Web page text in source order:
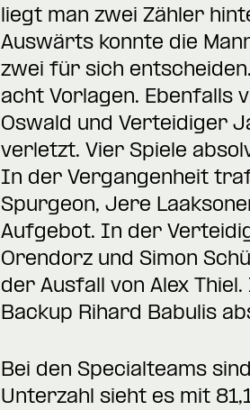
liegt man zwei Zähler
Auswärts konnte die
zwei für sich
acht Vorlagen. Ebenfalls
Oswald und Verteidiger
verletzt. Vier Spiele
In der Vergangenheit
Spurgeon, Jere
Aufgebot. In der
Orendorz und Simon
der Ausfall von Alex
Backup Rihard Babulis
Bei den Specialteams
Unterzahl sieht es mit